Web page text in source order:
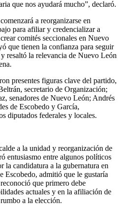
que nos ayudará mucho”, declaró.
a reorganizarse en
para afiliar y credencializar a
comités seccionales en Nuevo
que tienen la confianza para seguir
resaltó la relevancia de Nuevo León
presentes figuras clave del partido,
secretario de Organización;
senadores de Nuevo León; Andrés
de Escobedo y García,
diputados federales y locales.
a la unidad y reorganización de
entusiasmo entre algunos políticos
la candidatura a la gubernatura en
Escobedo, admitió que le gustaría
que primero debe
actuales y en la afiliación de
a la elección.